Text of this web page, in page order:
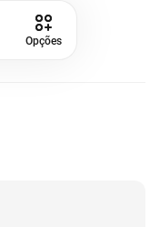
Opções